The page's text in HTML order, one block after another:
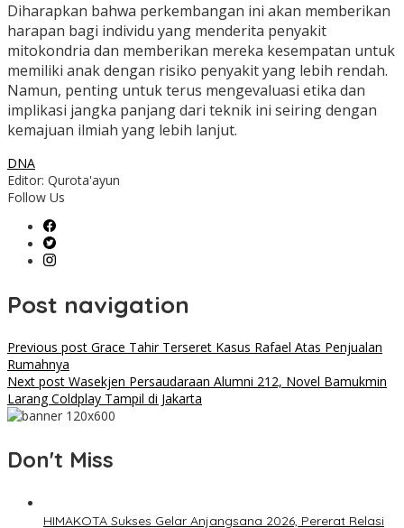
Diharapkan bahwa perkembangan ini akan memberikan
harapan bagi individu yang menderita penyakit
mitokondria dan memberikan mereka kesempatan untuk
memiliki anak dengan risiko penyakit yang lebih rendah.
Namun, penting untuk terus mengevaluasi etika dan
implikasi jangka panjang dari teknik ini seiring dengan
kemajuan ilmiah yang lebih lanjut.
DNA
Editor: Qurota'ayun
Follow Us
Post navigation
Previous post Grace Tahir Terseret Kasus Rafael Atas Penjualan
Rumahnya
Next post Wasekjen Persaudaraan Alumni 212, Novel Bamukmin
Larang Coldplay Tampil di Jakarta
Don't Miss
HIMAKOTA Sukses Gelar Anjangsana 2026, Pererat Relasi